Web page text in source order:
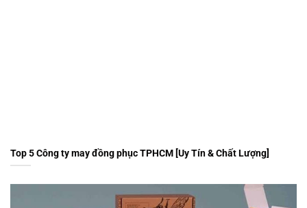
Top 5 Công ty may đồng phục TPHCM [Uy Tín & Chất Lượng]